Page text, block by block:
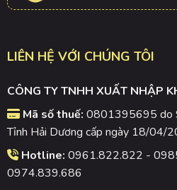
LIÊN HỆ VỚI CHÚNG TÔI
CÔNG TY TNHH XUẤT NHẬP
Mã số thuế: 0801395695 do
Tỉnh Hải Dương cấp ngày 18/04/
Hotline: 0961.822.822 -
0974.839.686